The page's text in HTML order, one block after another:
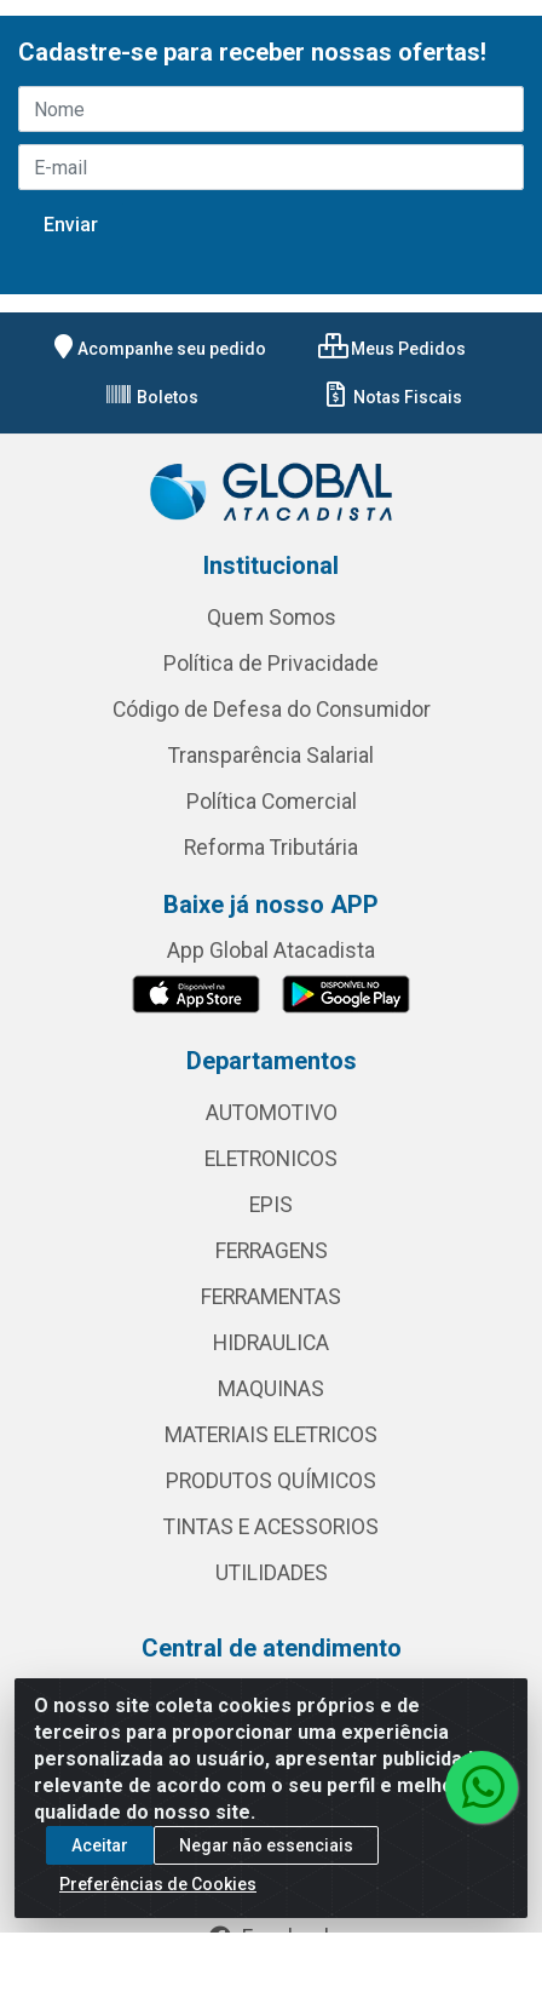
O nosso site coleta cookies próprios e de
terceiros para proporcionar uma experiência
personalizada ao usuário, apresentar publicidade
relevante de acordo com o seu perfil e melhorar a
qualidade do nosso site.
Aceitar
Negar não essenciais
Preferências de Cookies
Cadastre-se para receber nossas ofertas!
Acompanhe seu pedido Meus Pedidos
Boletos Notas Fiscais
Institucional
Quem Somos
Política de Privacidade
Código de Defesa do Consumidor
Transparência Salarial
Política Comercial
Reforma Tributária
Baixe já nosso APP
App Global Atacadista
Departamentos
AUTOMOTIVO
ELETRONICOS
EPIS
FERRAGENS
FERRAMENTAS
HIDRAULICA
MAQUINAS
MATERIAIS ELETRICOS
PRODUTOS QUÍMICOS
TINTAS E ACESSORIOS
UTILIDADES
Central de atendimento
(11) 2030 3000
vendas@globalatacadista.com.br
Horário de atendimento: Segunda a Sexta das
07:30h às 18h.
Redes sociais
Facebook